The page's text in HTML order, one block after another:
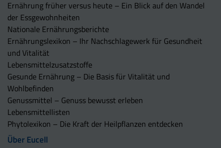
Ernährung früher versus heute – Ein Blick auf den Wandel
der Essgewohnheiten
Nationale Ernährungsberichte
Ernährungslexikon – Ihr Nachschlagewerk für Gesundheit
und Vitalität
Lebensmittelzusatzstoffe
Gesunde Ernährung – Die Basis für Vitalität und
Wohlbefinden
Genussmittel – Genuss bewusst erleben
Lebensmittellisten
Phytolexikon – Die Kraft der Heilpflanzen entdecken
Über Eucell